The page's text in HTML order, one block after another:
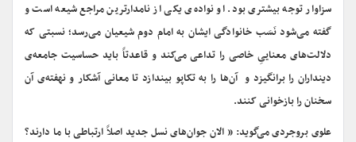
سزاوار توجه بیشتری بود. او نواده‌ی یکی از نامدارترین مراجع شیعه است و
گفته می‌شود نَسَب خانوادگی‌ ایشان به امام دوم شیعیان می‌رسد؛ نسبتی که
دلالت‌های معناییِ خاصی را تداعی می‌کند و قاعدتاً باید حساسیت جامعه‌ی
دینداران را برانگیزد و آن‌ها را به تکاپو بیندازد تا معانی آشکار و نهفته‌ی آن
سخنان را بازخوانی کنند.
علوی بروجردی می‌گوید: ” الان جوان‌های نسل جدید اصلاً ارتباطی با ما دارند؟